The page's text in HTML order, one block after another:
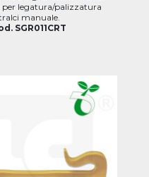
per legatura/palizzatura
manuale.
SGR011CRT